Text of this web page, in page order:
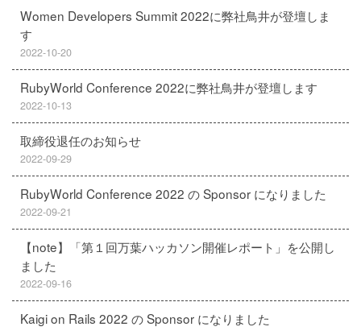
Women Developers Summit 2022に弊社鳥井が登壇しま
す
2022-10-20
RubyWorld Conference 2022に弊社鳥井が登壇します
2022-10-13
取締役退任のお知らせ
2022-09-29
RubyWorld Conference 2022 の Sponsor になりました
2022-09-21
【note】「第１回万葉ハッカソン開催レポート」を公開し
ました
2022-09-16
Kaigi on Rails 2022 の Sponsor になりました